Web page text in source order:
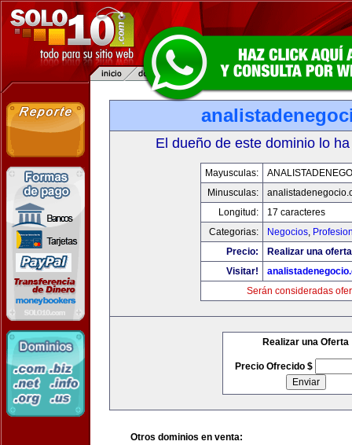
El dueño de este dominio lo
Mayusculas:
Minusculas:
Longitud:
17 caracteres
Categorias:
Negocios,
Precio:
Realizar una
Visitar!
Serán consideradas
Realizar una Oferta
Precio Ofrecido $
Otros dominios en venta: